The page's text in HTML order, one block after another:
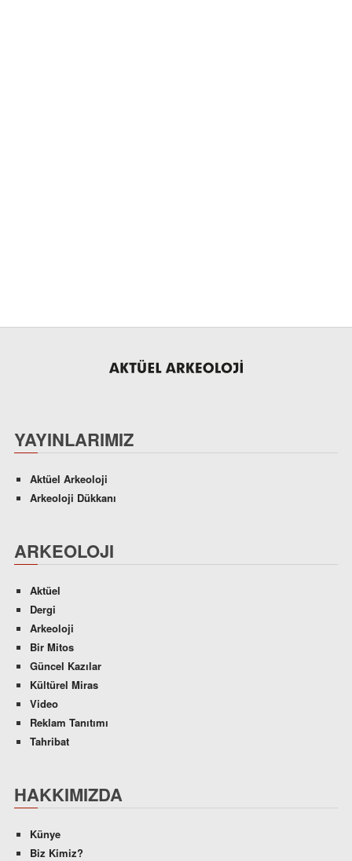
YAYINLARIMIZ
Aktüel Arkeoloji
Arkeoloji Dükkanı
ARKEOLOJI
Aktüel
Dergi
Arkeoloji
Bir Mitos
Güncel Kazılar
Kültürel Miras
Video
Reklam Tanıtımı
Tahribat
HAKKIMIZDA
Künye
Biz Kimiz?